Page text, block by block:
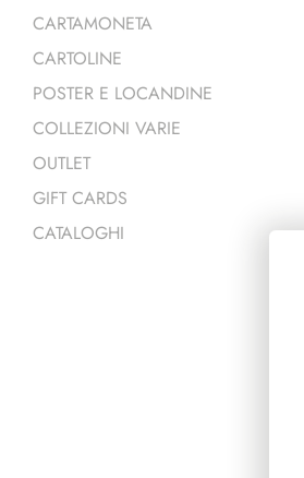
CARTAMONETA
CARTOLINE
POSTER E LOCANDINE
COLLEZIONI VARIE
OUTLET
GIFT CARDS
CATALOGHI